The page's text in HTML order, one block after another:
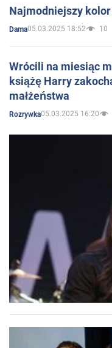
Najmodniejszy
Dama05.03.2025 18:52 10
Wrócili na miesiąc
książę Harry
małżeństwa
Rozrywka05.03.2025 16:20